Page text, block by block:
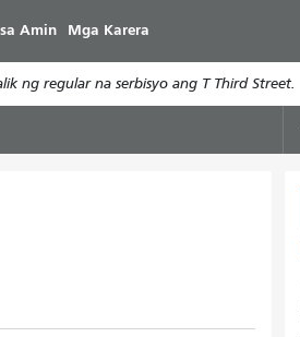
ang
pangunahing
nilalaman
Amin Mga Karera
ng regular na serbisyo ang T Third Street.